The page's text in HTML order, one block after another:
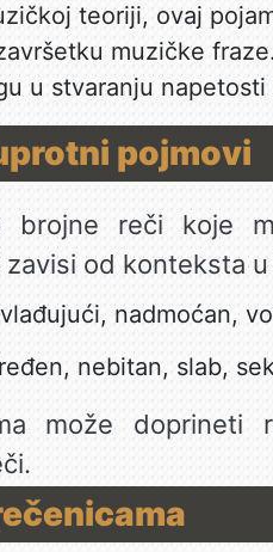
teoriji, ovaj
muzičke
u stvaranju napetosti
pojmovi
brojne reči koje
od konteksta
nadmoćan,
nebitan, slab,
može doprineti